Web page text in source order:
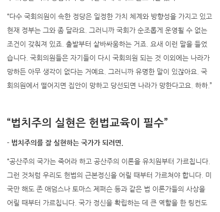
“다수 국회의원이 속한 정당은 일정한 가치 체계와 방향성을 가지고 있고
현재 정부는 그와 좀 달라요. 그러니까 국회가 순조롭게 운영될 수 없는
조건이 갖춰져 있죠. 출발부터 샅바싸움하는 거죠. 요새 이런 말을 들었
습니다. 국회의원들은 자기들이 다시 국회의원 되는 것 이외에는 나라가
망하든 아무 생각이 없다는 거예요. 그러니까 유명한 말이 있잖아요. 국
회의원에서 떨어지면 집안이 망하고 당선되면 나라가 망한다고요. 하하.”
“법치주의 실현은 헌법교육이 필수”
- 법치주의를 잘 실현하는 국가가 되려면.
“공산주의 국가는 죽어라 하고 공산주의 이론을 유치원부터 가르칩니다.
그런 것처럼 우리도 헌법의 근본정신을 어릴 때부터 가르쳐야 합니다. 미
국만 해도 존 애덤스나 토마스 제퍼슨 등과 같은 법 이론가들의 사상을
어릴 때부터 가르칩니다. 국가 정신을 확립하는 데 큰 역할을 한 링컨도